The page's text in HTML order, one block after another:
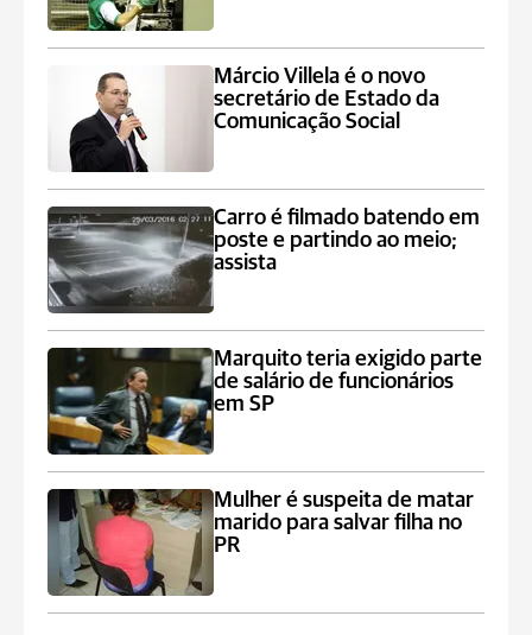
Márcio Villela é o novo
secretário de Estado da
Comunicação Social
Carro é filmado batendo em
poste e partindo ao meio;
assista
Marquito teria exigido parte
de salário de funcionários
em SP
Mulher é suspeita de matar
marido para salvar filha no
PR